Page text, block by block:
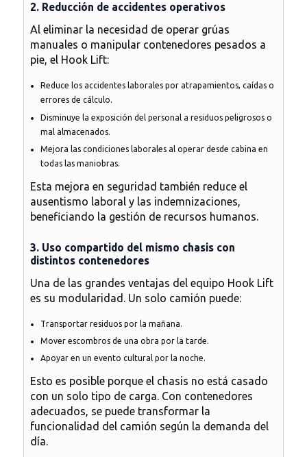
2. Reducción de accidentes operativos
Al eliminar la necesidad de operar grúas
manuales o manipular contenedores pesados a
pie, el Hook Lift:
Reduce los accidentes laboralespor atrapamientos, caídas o
errores de cálculo.
Disminuye la exposición del personal a residuos peligrosos o
mal almacenados.
Mejora las condiciones laborales al operar desde cabina en
todas las maniobras.
Esta mejora en seguridad también reduce el
ausentismo laboral y las indemnizaciones,
beneficiando la gestión de recursos humanos.
3. Uso compartido del mismo chasis con
distintos contenedores
Una de las grandes ventajas del equipo Hook Lift
es su modularidad . Un solo camión puede:
Transportar residuos por la mañana.
Mover escombros de una obra por la tarde.
Apoyar en un evento cultural por la noche.
Esto es posible porque el chasis no está casado
con un solo tipo de carga. Con contenedores
adecuados, se puede transformar la
funcionalidad del camión según la demanda del
día.